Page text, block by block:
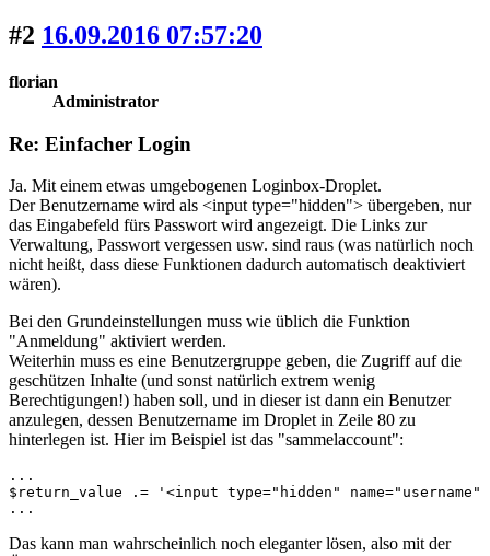
#2 16.09.2016 07:57:20
florian
Administrator
Re: Einfacher Login
Ja. Mit einem etwas umgebogenen Loginbox-Droplet.
Der Benutzername wird als <input type="hidden"> übergeben, nur
das Eingabefeld fürs Passwort wird angezeigt. Die Links zur
Verwaltung, Passwort vergessen usw. sind raus (was natürlich noch
nicht heißt, dass diese Funktionen dadurch automatisch deaktiviert
wären).
Bei den Grundeinstellungen muss wie üblich die Funktion
"Anmeldung" aktiviert werden.
Weiterhin muss es eine Benutzergruppe geben, die Zugriff auf die
geschützen Inhalte (und sonst natürlich extrem wenig
Berechtigungen!) haben soll, und in dieser ist dann ein Benutzer
anzulegen, dessen Benutzername im Droplet in Zeile 80 zu
hinterlegen ist. Hier im Beispiel ist das "sammelaccount":
...
$return_value .= '<input type="hidden"
...
Das kann man wahrscheinlich noch eleganter lösen, also mit der